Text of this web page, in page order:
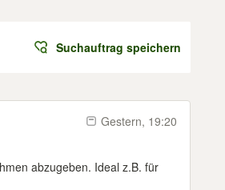
Suchauftrag speichern
Gestern, 19:20
abzugeben. Ideal z.B. für